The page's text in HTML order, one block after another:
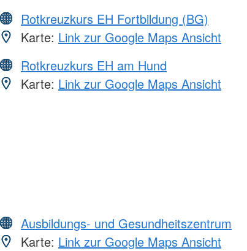
Rotkreuzkurs EH Fortbildung (BG)
Karte: Link zur Google Maps Ansicht
Rotkreuzkurs EH am Hund
Karte: Link zur Google Maps Ansicht
Ausbildungs- und Gesundheitszentrum
Karte: Link zur Google Maps Ansicht